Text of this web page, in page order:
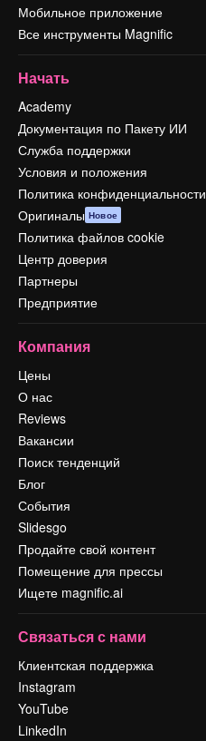
Мобильное приложение
Все инструменты Magnific
Начать
Academy
Документация по Пакету ИИ
Служба поддержки
Условия и положения
Политика конфиденциальности
Оригиналы Новое
Политика файлов cookie
Центр доверия
Партнеры
Предприятие
Компания
Цены
О нас
Reviews
Вакансии
Поиск тенденций
Блог
События
Slidesgo
Продайте свой контент
Помещение для прессы
Ищете magnific.ai
Связаться с нами
Клиентская поддержка
Instagram
YouTube
LinkedIn